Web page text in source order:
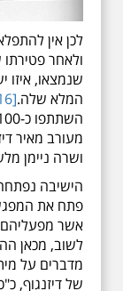
לכן אין
ולאחר פטירתו
שנמצאו, איזו
המלא שלה.[16]
מעורב מאיר
ושרה ניימן
פתח את
אשר מפעליהם
לשוב, מכאן
מדברים על
של דיזנגוף,